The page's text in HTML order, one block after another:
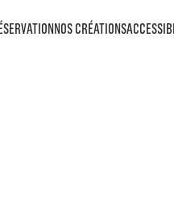
NOS CRÉATIONS